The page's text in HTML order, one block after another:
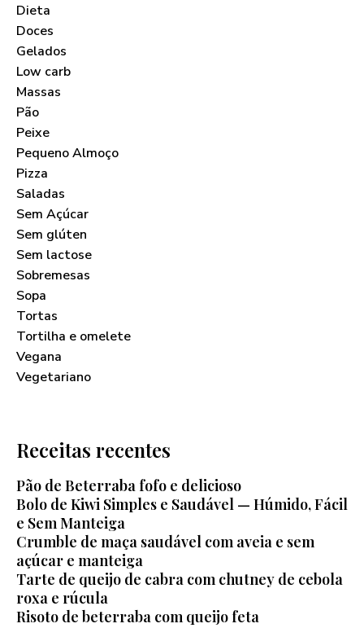
Dieta
Doces
Gelados
Low carb
Massas
Pão
Peixe
Pequeno Almoço
Pizza
Saladas
Sem Açúcar
Sem glúten
Sem lactose
Sobremesas
Sopa
Tortas
Tortilha e omelete
Vegana
Vegetariano
Receitas recentes
Pão de Beterraba fofo e delicioso
Bolo de Kiwi Simples e Saudável — Húmido, Fácil
e Sem Manteiga
Crumble de maça saudável com aveia e sem
açúcar e manteiga
Tarte de queijo de cabra com chutney de cebola
roxa e rúcula
Risoto de beterraba com queijo feta